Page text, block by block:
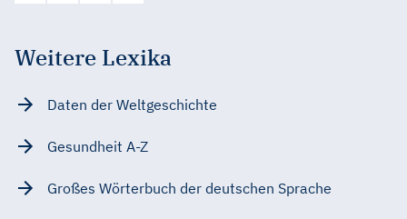
Weitere Lexika
Daten der Weltgeschichte
Gesundheit A-Z
Großes Wörterbuch der deutschen Sprache